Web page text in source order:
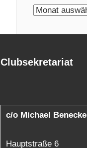
monatliches
Clubsekretariat
c/o Michael Benecke
Hauptstraße 6